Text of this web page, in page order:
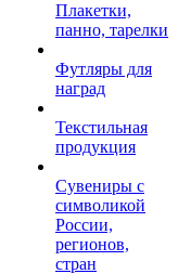
Плакетки,
панно, тарелки
Футляры для
наград
Текстильная
продукция
Сувениры с
символикой
России,
регионов,
стран